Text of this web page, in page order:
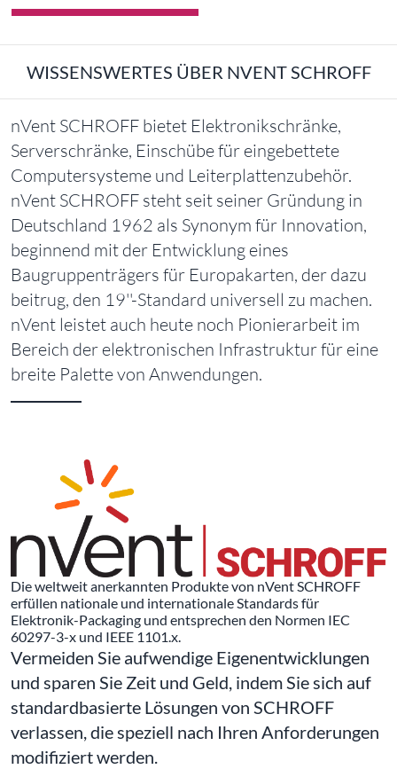
WISSENSWERTES ÜBER NVENT SCHROFF
nVent SCHROFF bietet Elektronikschränke,
Serverschränke, Einschübe für eingebettete
Computersysteme und Leiterplattenzubehör.
nVent SCHROFF steht seit seiner Gründung in
Deutschland 1962 als Synonym für Innovation,
beginnend mit der Entwicklung eines
Baugruppenträgers für Europakarten, der dazu
beitrug, den 19''-Standard universell zu machen.
nVent leistet auch heute noch Pionierarbeit im
Bereich der elektronischen Infrastruktur für eine
breite Palette von Anwendungen.
Die weltweit anerkannten Produkte von nVent SCHROFF
erfüllen nationale und internationale Standards für
Elektronik-Packaging und entsprechen den Normen IEC
60297-3-x und IEEE 1101.x.
Vermeiden Sie aufwendige Eigenentwicklungen
und sparen Sie Zeit und Geld, indem Sie sich auf
standardbasierte Lösungen von SCHROFF
verlassen, die speziell nach Ihren Anforderungen
modifiziert werden.